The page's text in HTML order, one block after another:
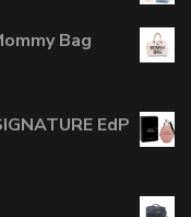
Bag
EdP